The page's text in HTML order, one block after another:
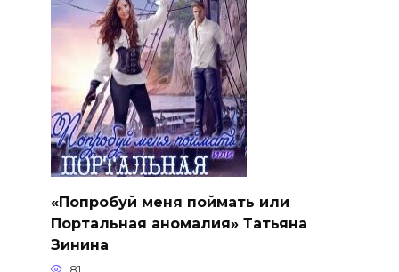
«Попробуй меня поймать или
Портальная аномалия» Татьяна
Зинина